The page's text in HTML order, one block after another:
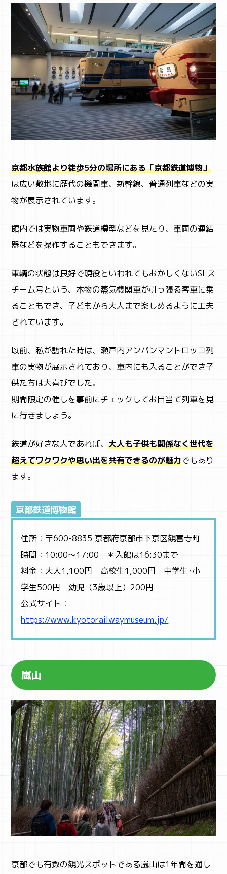
アクティビティ検索
ACTIVITY
京都水族館より徒歩5分の場所にある「京都鉄道博物」
は広い敷地に歴代の機関車、新幹線、普通列車などの実
物が展示されています。
館内では実物車両や鉄道模型などを見たり、車両の連結
器などを操作することもできます。
車輌の状態は良好で現役といわれてもおかしくないSLス
チーム号という、本物の蒸気機関車が引っ張る客車に乗
ることもでき、子どもから大人まで楽しめるように工夫
されています。
以前、私が訪れた時は、瀬戸内アンパンマントロッコ列
車の実物が展示されており、車内にも入ることができ子
供たちは大喜びでした。
期間限定の催しを事前にチェックしてお目当て列車を見
に行きましょう。
鉄道が好きな人であれば、大人も子供も関係なく世代を
超えてワクワクや思い出を共有できるのが魅力でもあり
ます。
京都鉄道博物館
住所：〒600-8835 京都府京都市下京区観喜寺町
時間：10:00～17:00 ＊入館は16:30まで
料金：大人1,100円 高校生1,000円 中学生･小
学生500円 幼児（3歳以上）200円
公式サイト：
https://www.kyotorailwaymuseum.jp/
嵐山
京都でも有数の観光スポットである嵐山は1年間を通し